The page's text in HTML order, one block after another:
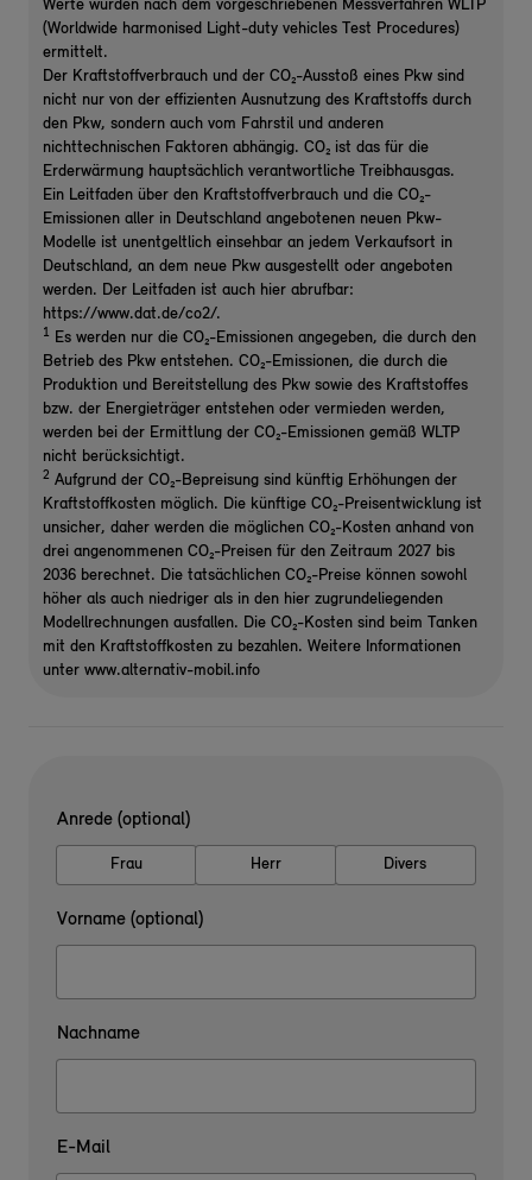
Werte wurden nach dem vorgeschriebenen Messverfahren WLTP
(Worldwide harmonised Light-duty vehicles Test Procedures)
ermittelt.
Der Kraftstoffverbrauch und der CO₂-Ausstoß eines Pkw sind
nicht nur von der effizienten Ausnutzung des Kraftstoffs durch
den Pkw, sondern auch vom Fahrstil und anderen
nichttechnischen Faktoren abhängig. CO₂ ist das für die
Erderwärmung hauptsächlich verantwortliche Treibhausgas.
Ein Leitfaden über den Kraftstoffverbrauch und die CO₂-
Emissionen aller in Deutschland angebotenen neuen Pkw-
Modelle ist unentgeltlich einsehbar an jedem Verkaufsort in
Deutschland, an dem neue Pkw ausgestellt oder angeboten
werden. Der Leitfaden ist auch hier abrufbar:
https://www.dat.de/co2/.
1 Es werden nur die CO₂-Emissionen angegeben, die durch den
Betrieb des Pkw entstehen. CO₂-Emissionen, die durch die
Produktion und Bereitstellung des Pkw sowie des Kraftstoffes
bzw. der Energieträger entstehen oder vermieden werden,
werden bei der Ermittlung der CO₂-Emissionen gemäß WLTP
nicht berücksichtigt.
2 Aufgrund der CO₂-Bepreisung sind künftig Erhöhungen der
Kraftstoffkosten möglich. Die künftige CO₂-Preisentwicklung ist
unsicher, daher werden die möglichen CO₂-Kosten anhand von
drei angenommenen CO₂-Preisen für den Zeitraum 2027 bis
2036 berechnet. Die tatsächlichen CO₂-Preise können sowohl
höher als auch niedriger als in den hier zugrundeliegenden
Modellrechnungen ausfallen. Die CO₂-Kosten sind beim Tanken
mit den Kraftstoffkosten zu bezahlen. Weitere Informationen
unter www.alternativ-mobil.info
Anrede (optional)
Frau Herr Divers
Vorname (optional)
Nachname
E-Mail